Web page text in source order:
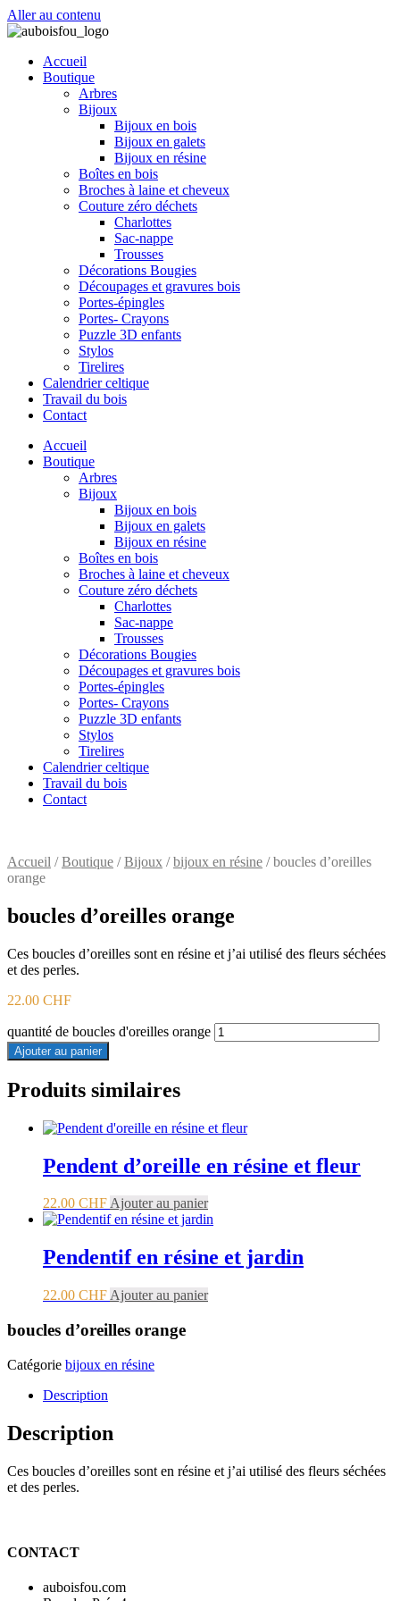
Aller au contenu
Accueil
Boutique
Arbres
Bijoux
Bijoux en bois
Bijoux en galets
Bijoux en résine
Boîtes en bois
Broches à laine et cheveux
Couture zéro déchets
Charlottes
Sac-nappe
Trousses
Décorations Bougies
Découpages et gravures bois
Portes-épingles
Portes- Crayons
Puzzle 3D enfants
Stylos
Tirelires
Calendrier celtique
Travail du bois
Contact
Accueil
Boutique
Arbres
Bijoux
Bijoux en bois
Bijoux en galets
Bijoux en résine
Boîtes en bois
Broches à laine et cheveux
Couture zéro déchets
Charlottes
Sac-nappe
Trousses
Décorations Bougies
Découpages et gravures bois
Portes-épingles
Portes- Crayons
Puzzle 3D enfants
Stylos
Tirelires
Calendrier celtique
Travail du bois
Contact
Accueil /Boutique /Bijoux /bijoux en résine / boucles d’oreilles
orange
boucles d’oreilles orange
Ces boucles d’oreilles sont en résine et j’ai utilisé des fleurs séchées
et des perles.
22.00 CHF
quantité de boucles d'oreilles orange
Ajouter au panier
Produits similaires
Pendent d’oreille en résine et fleur
22.00 CHFAjouter au panier
Pendentif en résine et jardin
22.00 CHF Ajouter au panier
boucles d’oreilles orange
Catégorie bijoux en résine
Description
Description
Ces boucles d’oreilles sont en résine et j’ai utilisé des fleurs séchées
et des perles.
CONTACT
auboisfou.com